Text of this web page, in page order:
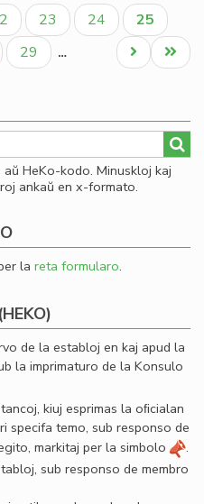
kaj
Paĝo
23 Paĝo
24
Aktuala
paĝo
25
Paĝo
29 …
Last
page
Next
page
HeKo-kodo. Minuskloj kaj
ankaŭ en x-formato.
la reta formularo.
de la establoj en kaj apud la
la imprimaturo de la Konsulo
kiuj esprimas la oﬁcialan
specifa temo, sub responso de
markitaj per la simbolo
.
sub responso de membro